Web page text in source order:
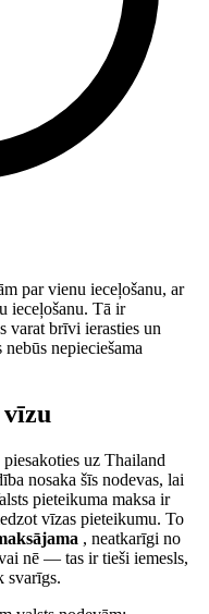
par vienu ieceļošanu, ar
ieceļošanu. Tā ir
varat brīvi ierasties un
nepieciešama
vīzu
uz Thailand
nosaka šīs nodevas, lai
pieteikuma maksa ir
vīzas pieteikumu. To
, neatkarīgi no
nē — tas ir tieši iemesls,
svarīgs.